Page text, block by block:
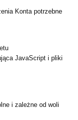
Konta potrzebne
JavaScript i pliki
i zależne od woli